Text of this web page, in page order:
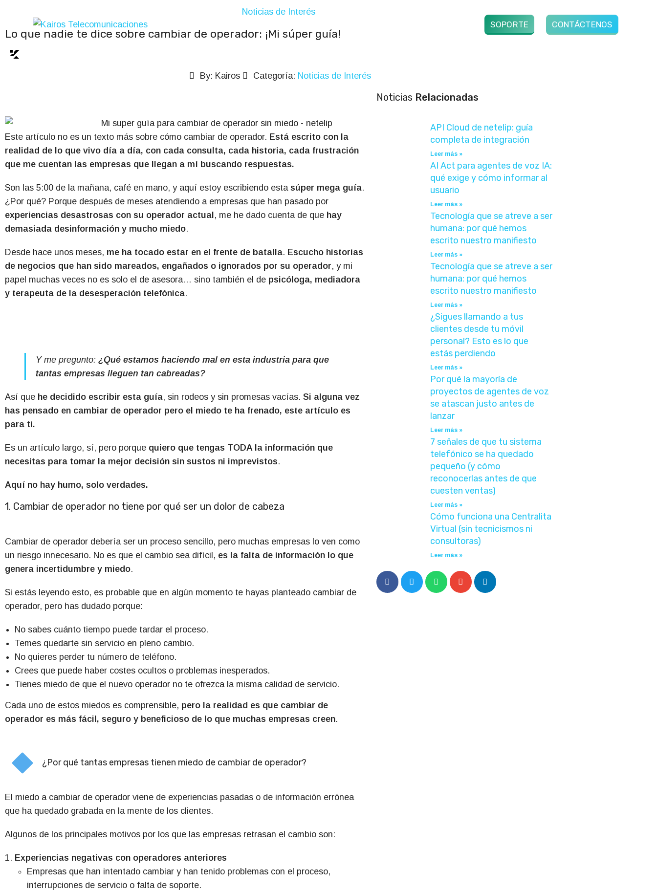
SOPORTE CONTÁCTENOS
Noticias de Interés
Lo que nadie te dice sobre cambiar de operador: ¡Mi súper guía!
By: Kairos Categoría: Noticias de Interés
Este artículo no es un texto más sobre cómo cambiar de operador. Está escrito con la
realidad de lo que vivo día a día, con cada consulta, cada historia, cada frustración
que me cuentan las empresas que llegan a mí buscando respuestas.
Son las 5:00 de la mañana, café en mano, y aquí estoy escribiendo esta súper mega guía.
¿Por qué? Porque después de meses atendiendo a empresas que han pasado por
experiencias desastrosas con su operador actual , me he dado cuenta de que hay
demasiada desinformación y mucho miedo.
Desde hace unos meses, me ha tocado estar en el frente de batalla. Escucho historias
de negocios que han sido mareados, engañados o ignorados por su operador, y mi
papel muchas veces no es solo el de asesora… sino también el de psicóloga, mediadora
y terapeuta de la desesperación telefónica.
Y me pregunto: ¿Qué estamos haciendo mal en esta industria para que
tantas empresas lleguen tan cabreadas?
Así que he decidido escribir esta guía, sin rodeos y sin promesas vacías. Si alguna vez
has pensado en cambiar de operador pero el miedo te ha frenado, este artículo es
para ti.
Es un artículo largo, sí, pero porque quiero que tengas TODA la información que
necesitas para tomar la mejor decisión sin sustos ni imprevistos.
Aquí no hay humo, solo verdades.
1. Cambiar de operador no tiene por qué ser un dolor de cabeza
Cambiar de operador debería ser un proceso sencillo, pero muchas empresas lo ven como
un riesgo innecesario. No es que el cambio sea difícil, es la falta de información lo que
genera incertidumbre y miedo.
Si estás leyendo esto, es probable que en algún momento te hayas planteado cambiar de
operador, pero has dudado porque:
No sabes cuánto tiempo puede tardar el proceso.
Temes quedarte sin servicio en pleno cambio.
No quieres perder tu número de teléfono.
Crees que puede haber costes ocultos o problemas inesperados.
Tienes miedo de que el nuevo operador no te ofrezca la misma calidad de servicio.
Cada uno de estos miedos es comprensible, pero la realidad es que cambiar de
operador es más fácil, seguro y beneficioso de lo que muchas empresas creen.
¿Por qué tantas empresas tienen miedo de cambiar de operador?
El miedo a cambiar de operador viene de experiencias pasadas o de información errónea
que ha quedado grabada en la mente de los clientes.
Algunos de los principales motivos por los que las empresas retrasan el cambio son:
Experiencias negativas con operadores anteriores
Empresas que han intentado cambiar y han tenido problemas con el proceso,
interrupciones de servicio o falta de soporte.
Noticias Relacionadas
API Cloud de netelip: guía
completa de integración
Leer más »
AI Act para agentes de voz IA:
qué exige y cómo informar al
usuario
Leer más »
Tecnología que se atreve a ser
humana: por qué hemos
escrito nuestro manifiesto
Leer más »
Tecnología que se atreve a ser
humana: por qué hemos
escrito nuestro manifiesto
Leer más »
¿Sigues llamando a tus
clientes desde tu móvil
personal? Esto es lo que
estás perdiendo
Leer más »
Por qué la mayoría de
proyectos de agentes de voz
se atascan justo antes de
lanzar
Leer más »
7 señales de que tu sistema
telefónico se ha quedado
pequeño (y cómo
reconocerlas antes de que
cuesten ventas)
Leer más »
Cómo funciona una Centralita
Virtual (sin tecnicismos ni
consultoras)
Leer más »